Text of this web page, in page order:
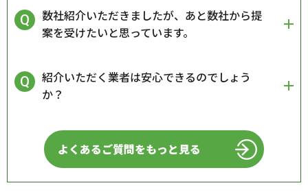
数社紹介いただきましたが、あと数社から提
案を受けたいと思っています。
紹介いただく業者は安心できるのでしょう
か？
よくあるご質問をもっと見る